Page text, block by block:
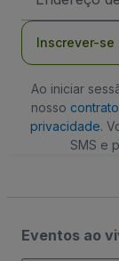
Inscrever-se
Ao iniciar
nosso
privacidade.
SMS e
Eventos ao